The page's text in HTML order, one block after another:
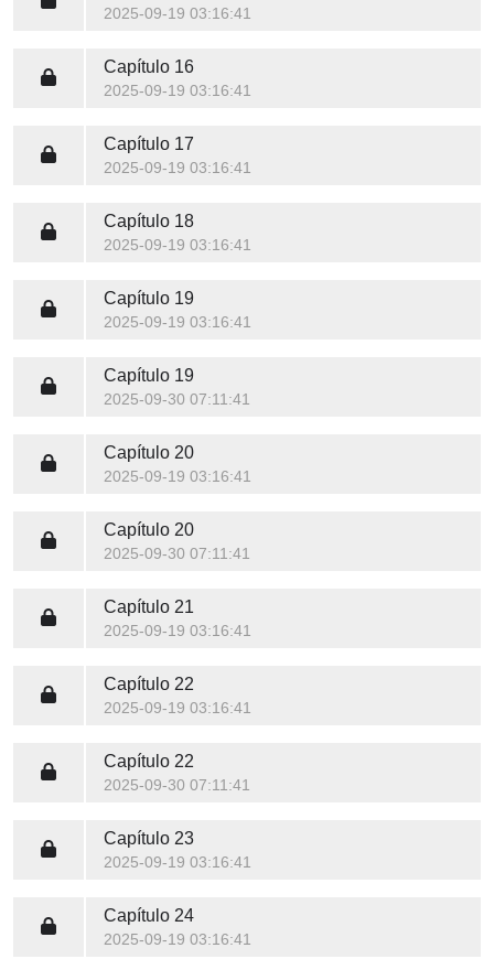
2025-09-19 03:16:41
Capítulo 16
2025-09-19 03:16:41
Capítulo 17
2025-09-19 03:16:41
Capítulo 18
2025-09-19 03:16:41
Capítulo 19
2025-09-19 03:16:41
Capítulo 19
2025-09-30 07:11:41
Capítulo 20
2025-09-19 03:16:41
Capítulo 20
2025-09-30 07:11:41
Capítulo 21
2025-09-19 03:16:41
Capítulo 22
2025-09-19 03:16:41
Capítulo 22
2025-09-30 07:11:41
Capítulo 23
2025-09-19 03:16:41
Capítulo 24
2025-09-19 03:16:41